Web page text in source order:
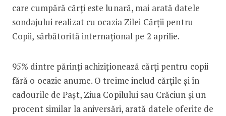
care cumpără cărți este lunară, mai arată datele
sondajului realizat cu ocazia Zilei Cărții pentru
Copii, sărbătorită internațional pe 2 aprilie.
95% dintre părinți achiziționează cărți pentru copii
fără o ocazie anume. O treime includ cărțile și în
cadourile de Pașt, Ziua Copilului sau Crăciun și un
procent similar la aniversări, arată datele oferite de